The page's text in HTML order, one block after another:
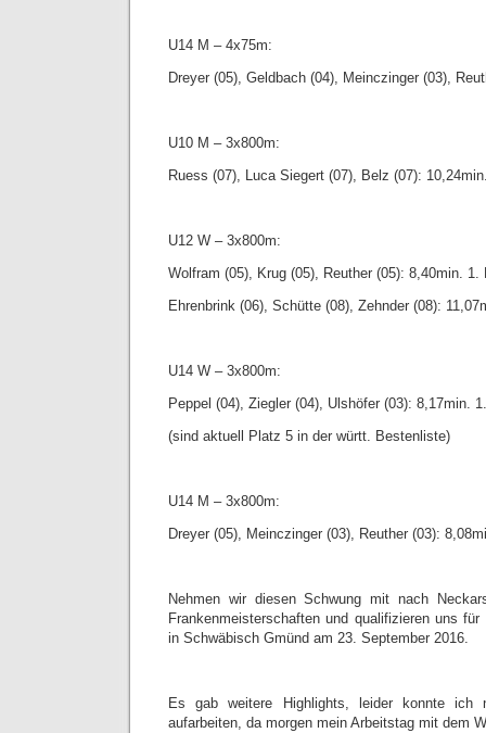
U14 M – 4x75m:
Dreyer (05), Geldbach (04), Meinczinger (03),
U10 M – 3x800m:
Ruess (07), Luca Siegert (07), Belz (07):
U12 W – 3x800m:
Wolfram (05), Krug (05), Reuther (05): 8,40min. 1.
Ehrenbrink (06), Schütte (08), Zehnder (08):
U14 W – 3x800m:
Peppel (04), Ziegler (04), Ulshöfer (03): 8,17min.
(sind aktuell Platz 5 in der württ. Bestenliste)
U14 M – 3x800m:
Dreyer (05), Meinczinger (03), Reuther (03):
Nehmen wir diesen Schwung mit nach
Frankenmeisterschaften und qualifizieren uns
in Schwäbisch Gmünd am 23. September 2016.
Es gab weitere Highlights, leider konnte ich
aufarbeiten, da morgen mein Arbeitstag mit dem